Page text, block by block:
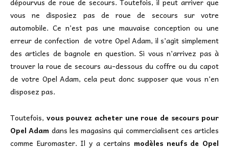
vous ne disposiez pas de roue de secours sur votre
automobile. Ce n’est pas une mauvaise conception ou une
erreur de confection de votre Opel Adam, il s’agit simplement
des articles de bagnole en question. Si vous n’arrivez pas à
trouver la roue de secours au-dessous du coffre ou du capot
de votre Opel Adam, cela peut donc supposer que vous n’en
disposez pas.
Toutefois, vous pouvez acheter une roue de secours pour
Opel Adam dans les magasins qui commercialisent ces articles
comme Euromaster. Il y a certains modèles neufs de Opel